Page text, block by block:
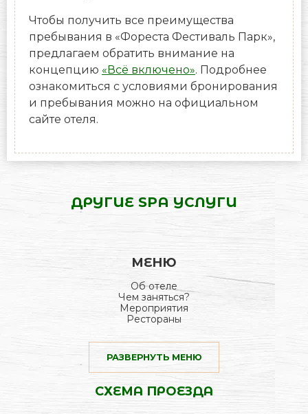
Чтобы получить все преимущества
пребывания в «Фореста Фестиваль Парк»,
предлагаем обратить внимание на
концепцию «Всё включено». Подробнее
ознакомиться с условиями бронирования
и пребывания можно на официальном
сайте отеля.
ДРУГИЕ SPA УСЛУГИ
МЕНЮ
Об отеле
Чем заняться?
Мероприятия
Рестораны
РАЗВЕРНУТЬ МЕНЮ
СХЕМА ПРОЕЗДА